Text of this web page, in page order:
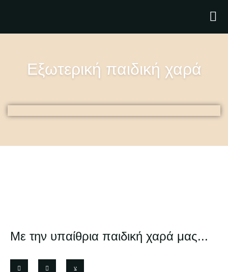
Εξωτερική παιδική χαρά
Με την υπαίθρια παιδική χαρά μας...